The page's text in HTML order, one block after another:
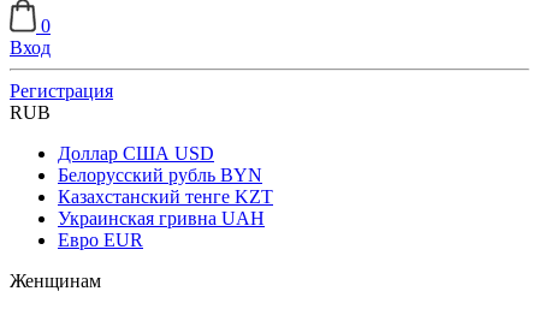
0
Вход
Регистрация
RUB
Доллар США USD
Белорусский рубль BYN
Казахстанский тенге KZT
Украинская гривна UAH
Евро EUR
Женщинам